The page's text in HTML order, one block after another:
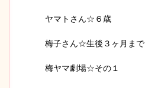
ヤマトさん☆６歳
梅子さん☆生後３ヶ月まで
梅ヤマ劇場☆その１